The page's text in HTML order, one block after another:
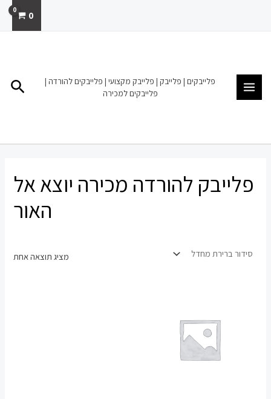
0
פלייבקים | פלייבק | פלייבק מקצועי | פלייבקים להורדה |
פלייבקים למכירה
פלייבק להורדה מכירה יוצא אל
האור
מציג תוצאה אחת